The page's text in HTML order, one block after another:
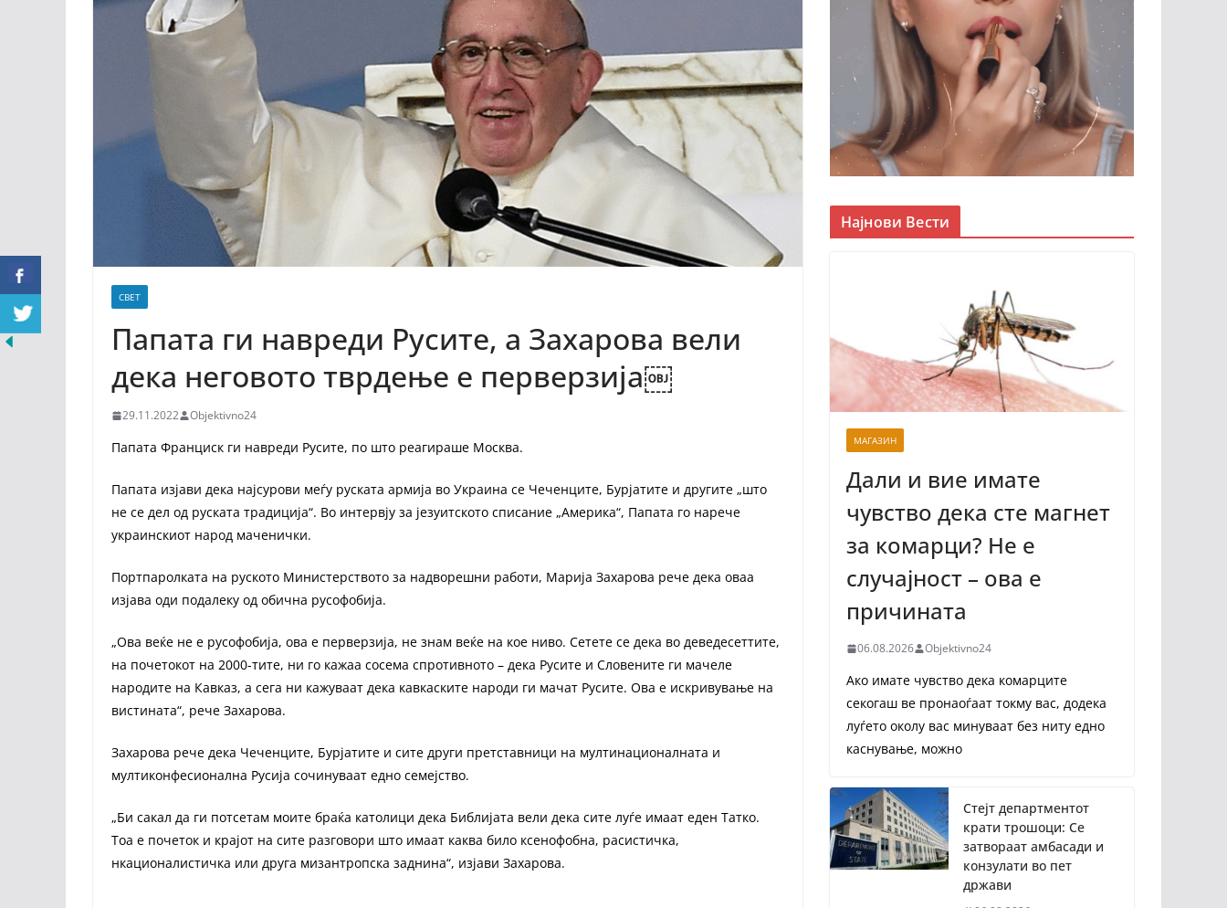
СВЕТ
Папата ги навреди Русите, а Захарова вели
дека неговото тврдење е перверзија￼
29.11.2022 Objektivno24
Папата Франциск ги навреди Русите, по што реагираше Москва.
Папата изјави дека најсурови меѓу руската армија во Украина се Чеченците, Бурјатите и другите „што
не се дел од руската традиција“. Во интервју за језуитското списание „Америка“, Папата го нарече
украинскиот народ маченички.
Портпаролката на руското Министерството за надворешни работи, Марија Захарова рече дека оваа
изјава оди подалеку од обична русофобија.
„Ова веќе не е русофобија, ова е перверзија, не знам веќе на кое ниво. Сетете се дека во деведесеттите,
на почетокот на 2000-тите, ни го кажаа сосема спротивното – дека Русите и Словените ги мачеле
народите на Кавказ, а сега ни кажуваат дека кавкаските народи ги мачат Русите. Ова е искривување на
вистината“, рече Захарова.
Захарова рече дека Чеченците, Бурјатите и сите други претставници на мултинационалната и
мултиконфесионална Русија сочинуваат едно семејство.
„Би сакал да ги потсетам моите браќа католици дека Библијата вели дека сите луѓе имаат еден Татко.
Тоа е почеток и крајот на сите разговори што имаат каква било ксенофобна, расистичка,
нкационалистичка или друга мизантропска заднина“, изјави Захарова.
Најнови Вести
МАГАЗИН
Дали и вие имате
чувство дека сте магнет
за комарци? Не е
случајност – ова е
причината
06.08.2026 Objektivno24
Ако имате чувство дека комарците
секогаш ве пронаоѓаат токму вас, додека
луѓето околу вас минуваат без ниту едно
каснување, можно
Стејт департментот
крати трошоци: Се
затвораат амбасади и
конзулати во пет
држави